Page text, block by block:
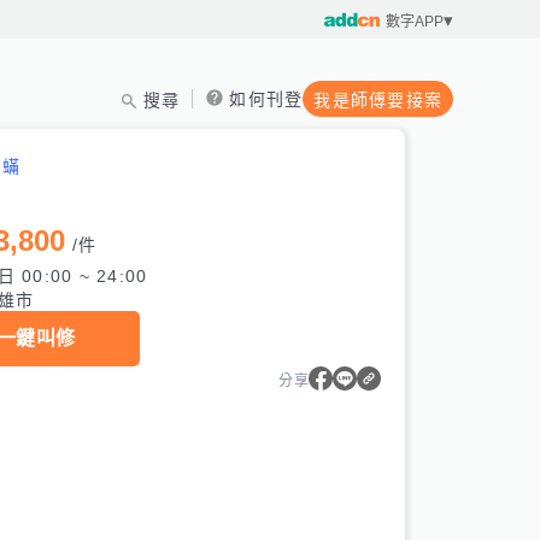
數字APP
搜尋 如何刊登 我是師傅要接案
/件
00:00 ~ 24:00
市
鍵叫修
分享